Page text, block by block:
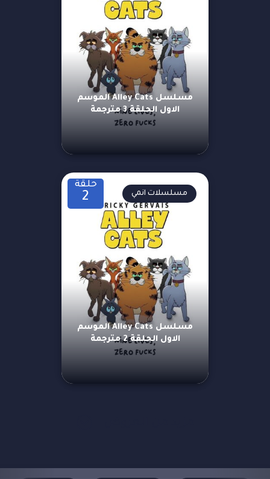
مسلسل Alley Cats الموسم
الاول الحلقة 3 مترجمة
حلقة
2
مسلسل Alley Cats الموسم
الاول الحلقة 2 مترجمة
مسلسلات انمي